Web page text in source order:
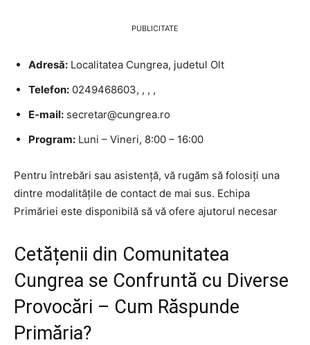
PUBLICITATE
Adresă: Localitatea Cungrea, judetul Olt
Telefon: 0249468603, , , ,
E-mail: secretar@cungrea.ro
Program: Luni – Vineri, 8:00 – 16:00
Pentru întrebări sau asistență, vă rugăm să folosiți una
dintre modalitățile de contact de mai sus. Echipa
Primăriei este disponibilă să vă ofere ajutorul necesar
Cetățenii din Comunitatea
Cungrea se Confruntă cu Diverse
Provocări – Cum Răspunde
Primăria?